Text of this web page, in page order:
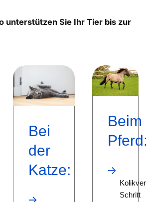
unterstützen Sie Ihr Tier bis zur
Bei
der
Katze:
Beim
Pferd:
Schritt